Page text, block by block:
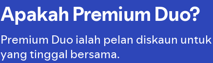
Apakah Premium Duo?
Premium Duo ialah pelan diskaun
yang tinggal bersama.